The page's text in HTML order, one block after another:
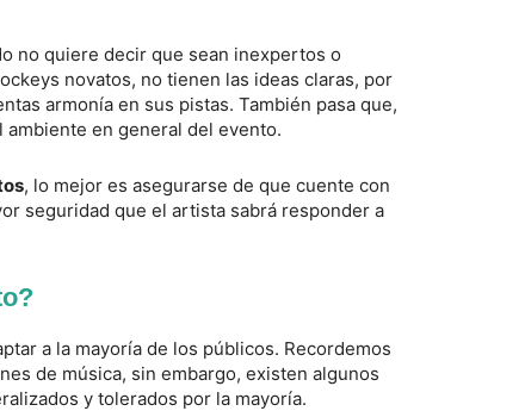
no quiere decir que sean inexpertos o
novatos, no tienen las ideas claras, por
armonía en sus pistas. También pasa que,
en general del evento.
, lo mejor es asegurarse de que cuente con
seguridad que el artista sabrá responder a
a la mayoría de los públicos. Recordemos
de música, sin embargo, existen algunos
y tolerados por la mayoría.